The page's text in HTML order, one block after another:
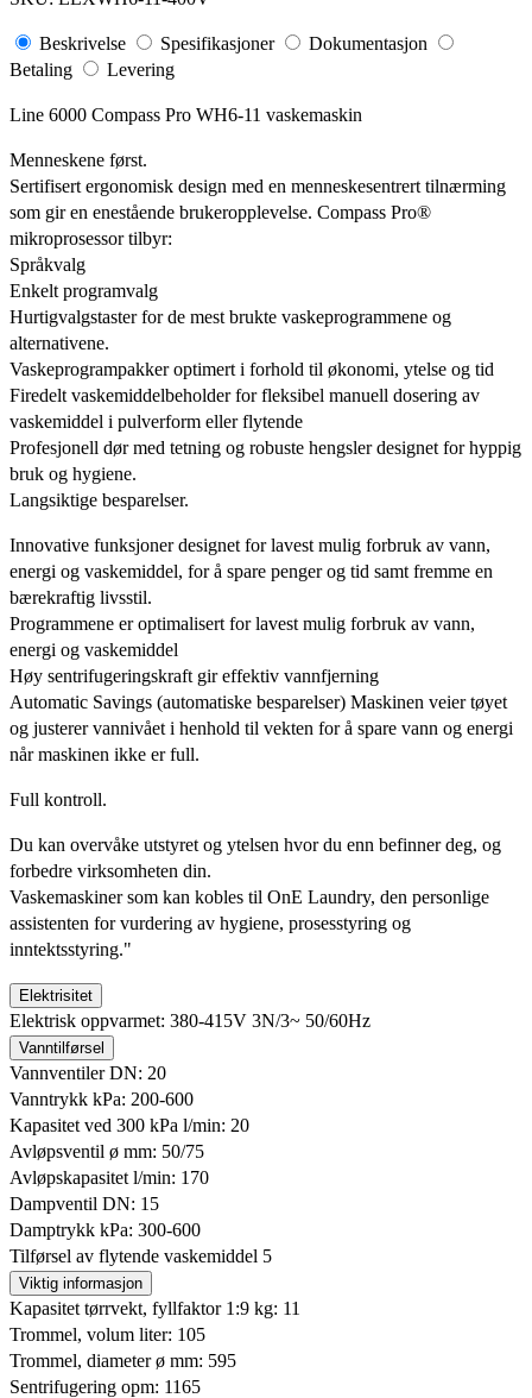
Beskrivelse Spesifikasjoner
Dokumentasjon
Betaling
Levering
Line 6000 Compass Pro WH6-11 vaskemaskin
Menneskene først.
Sertifisert ergonomisk design med en menneskesentrert tilnærming
som gir en enestående brukeropplevelse. Compass Pro®
mikroprosessor tilbyr:
Språkvalg
Enkelt programvalg
Hurtigvalgstaster for de mest brukte vaskeprogrammene og
alternativene.
Vaskeprogrampakker optimert i forhold til økonomi, ytelse og tid
Firedelt vaskemiddelbeholder for fleksibel manuell dosering av
vaskemiddel i pulverform eller flytende
Profesjonell dør med tetning og robuste hengsler designet for hyppig
bruk og hygiene.
Langsiktige besparelser.
Innovative funksjoner designet for lavest mulig forbruk av vann,
energi og vaskemiddel, for å spare penger og tid samt fremme en
bærekraftig livsstil.
Programmene er optimalisert for lavest mulig forbruk av vann,
energi og vaskemiddel
Høy sentrifugeringskraft gir effektiv vannfjerning
Automatic Savings (automatiske besparelser) Maskinen veier tøyet
og justerer vannivået i henhold til vekten for å spare vann og energi
når maskinen ikke er full.
Full kontroll.
Du kan overvåke utstyret og ytelsen hvor du enn befinner deg, og
forbedre virksomheten din.
Vaskemaskiner som kan kobles til OnE Laundry, den personlige
assistenten for vurdering av hygiene, prosesstyring og
inntektsstyring."
Elektrisitet
Elektrisk oppvarmet: 380-415V 3N/3~ 50/60Hz
Vanntilførsel
Vannventiler DN: 20
Vanntrykk kPa: 200-600
Kapasitet ved 300 kPa l/min: 20
Avløpsventil ø mm: 50/75
Avløpskapasitet l/min: 170
Dampventil DN: 15
Damptrykk kPa: 300-600
Tilførsel av flytende vaskemiddel 5
Viktig informasjon
Kapasitet tørrvekt, fyllfaktor 1:9 kg: 11
Trommel, volum liter: 105
Trommel, diameter ø mm: 595
Sentrifugering opm: 1165